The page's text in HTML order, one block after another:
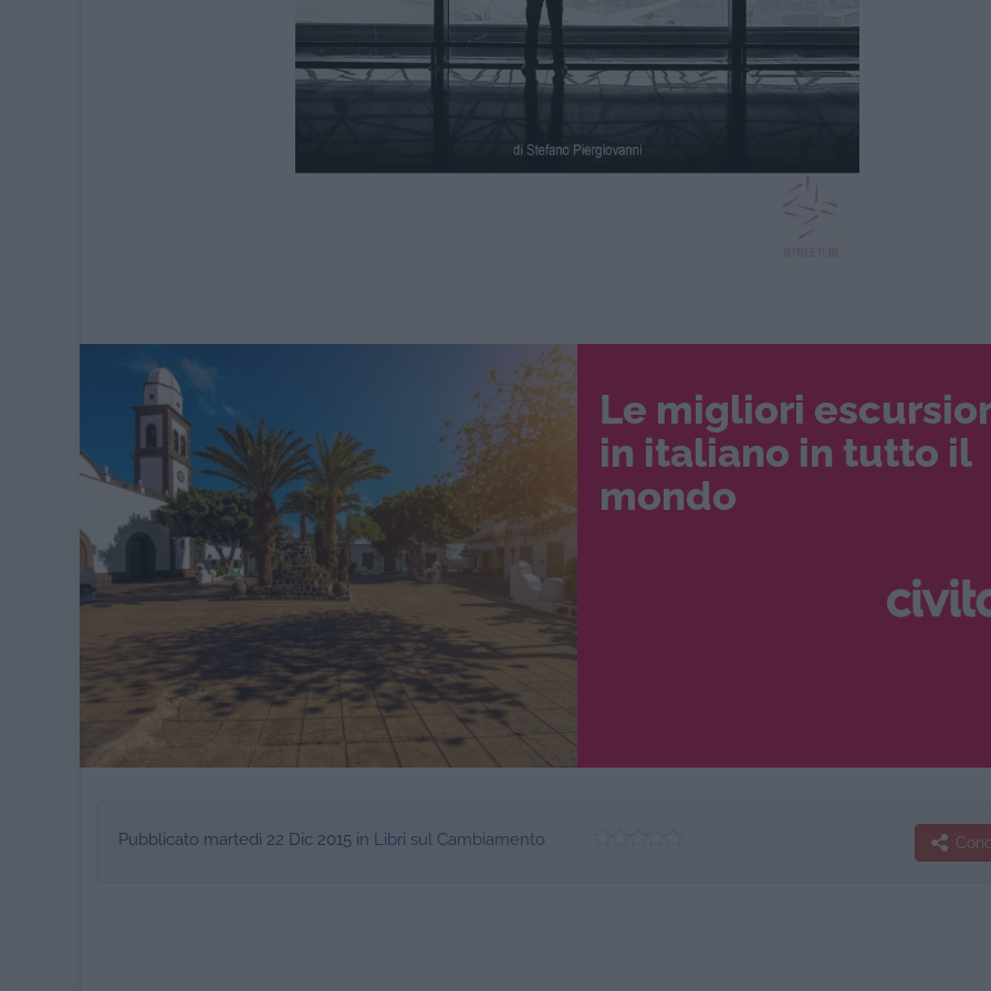
Le migliori
in italiano in tutto il
mondo
Pubblicato martedì 22 Dic 2015 in Libri sul Cambiamento